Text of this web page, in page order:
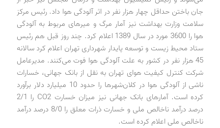
جان باختن حداقل چهار هزار نفر در اثر آلودگی هوا داد. رئیس مرکز
سلامت وزارت بهداشت نیز آمار مرگ و میرهای مربوط به آلودگی
هوا را 3600 مورد در سال 1389 اعلام کرد. چند روز قبل هم رئیس
ستاد محیط زیست و توسعه پایدار شهرداری تهران اعلام کرد سالانه
45 هزار نفر در کشور به علت آلودگی هوا فوت می‌کنند. مدیرعامل
شرکت کنترل کیفیت هوای تهران به نقل از بانک جهانی، خسارات
ناشی از آلودگی هوا در کلان‌شهرها را حدود 10 میلیارد دلار برآورد
کرده است. آمارهای بانک جهانی نیز میزان خسارت CO2 را 2/1
درصد درآمد ناخالص ملی و خسارت ذرات معلق را 8/0 درصد درآمد
ناخالص ملی اعلام کرده است.